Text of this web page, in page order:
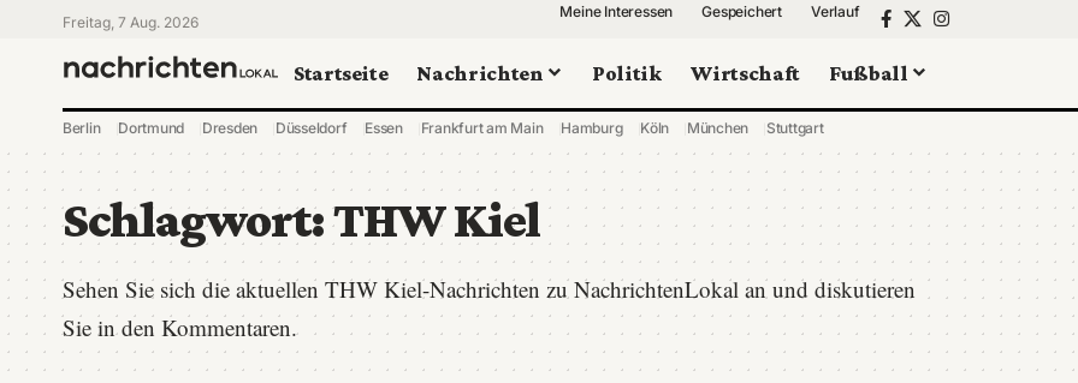
Freitag, 7 Aug. 2026
Meine Interessen Gespeichert Verlauf
Startseite Nachrichten Politik Wirtschaft Fußball
Berlin Dortmund Dresden Düsseldorf Essen Frankfurt am Main Hamburg Köln München Stuttgart
Schlagwort:THW Kiel
Sehen Sie sich die aktuellen THW Kiel-Nachrichten zu NachrichtenLokal an und diskutieren
Sie in den Kommentaren.